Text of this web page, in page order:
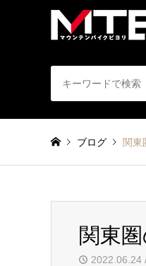
ブログ 関東
関東
2022.06.24